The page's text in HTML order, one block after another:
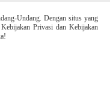
Undang. Dengan situs yang
Privasi dan Kebijakan